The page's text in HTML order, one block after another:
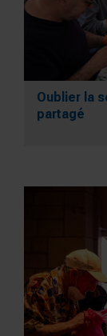
Oublier la
partagé